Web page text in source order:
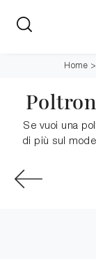
Home >
Se vuoi una
di più sul